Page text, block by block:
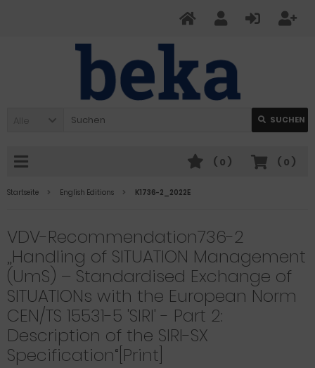
Alle SUCHEN
( 0 )
( 0 )
Startseite English Editions K1736-2_2022E
VDV-Recommendation736-2
„Handling of SITUATION Management
(UmS) – Standardised Exchange of
SITUATIONs with the European Norm
CEN/TS 15531-5 'SIRI' - Part 2:
Description of the SIRI-SX
Specification“[Print]